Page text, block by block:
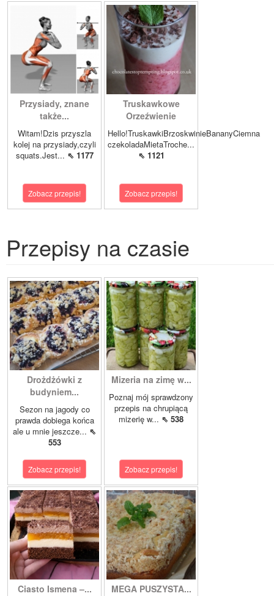
Przysiady, znane
także...
Witam!Dzis przyszla
kolej na przysiady,czyli
squats.Jest... ⇖ 1177
Zobacz przepis!
Truskawkowe
Orzeźwienie
Hello!TruskawkiBrzoskwinieBananyCiemna
czekoladaMietaTroche...
⇖ 1121
Zobacz przepis!
Przepisy na czasie
Drożdżówki z
budyniem...
Sezon na jagody co
prawda dobiega końca
ale u mnie jeszcze... ⇖
553
Zobacz przepis!
Mizeria na zimę w...
Poznaj mój sprawdzony
przepis na chrupiącą
mizerię w... ⇖ 538
Zobacz przepis!
Ciasto Ismena –... MEGA PUSZYSTA...